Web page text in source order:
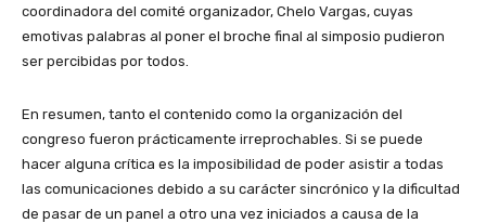
coordinadora del comité organizador, Chelo Vargas, cuyas
emotivas palabras al poner el broche final al simposio pudieron
ser percibidas por todos.
En resumen, tanto el contenido como la organización del
congreso fueron prácticamente irreprochables. Si se puede
hacer alguna crítica es la imposibilidad de poder asistir a todas
las comunicaciones debido a su carácter sincrónico y la dificultad
de pasar de un panel a otro una vez iniciados a causa de la